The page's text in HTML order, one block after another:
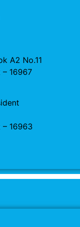
A2 No.11
– 16967
– 16963